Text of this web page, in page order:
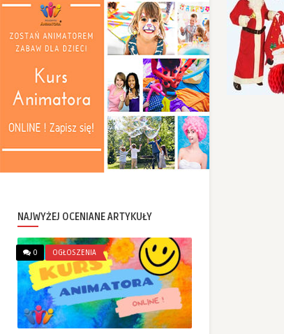
NAJWYŻEJ OCENIANE ARTYKUŁY
0 OGŁOSZENIA